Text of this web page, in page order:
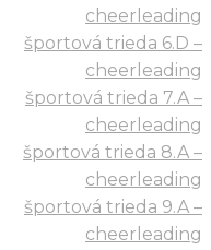
cheerleading
športová trieda 6.D –
cheerleading
športová trieda 7.A –
cheerleading
športová trieda 8.A –
cheerleading
športová trieda 9.A –
cheerleading